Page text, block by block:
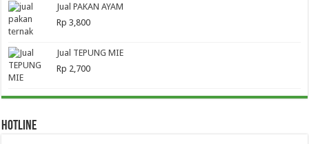
Jual PAKAN AYAM
Rp 3,800
Jual TEPUNG MIE
Rp 2,700
HOTLINE